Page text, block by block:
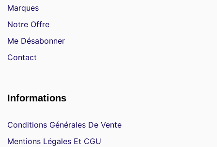
Marques
Notre Offre
Me Désabonner
Contact
Informations
Conditions Générales De Vente
Mentions Légales Et CGU